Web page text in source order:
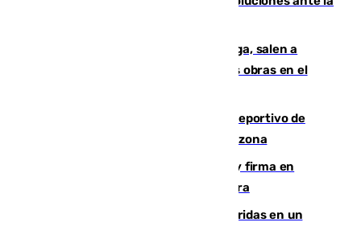
Los vecinos de Pedregalejo en Málaga, salen a
protestar en contra del resultado de las obras en el
Un incendio en un local del puerto deportivo de
Fuengirola genera una gran susto en la zona
Daniel Mérida derriba a Griekspoor y firma en
Montreal el mejor resultado de su carrera
Dos personas mueren y tres son heridas en un